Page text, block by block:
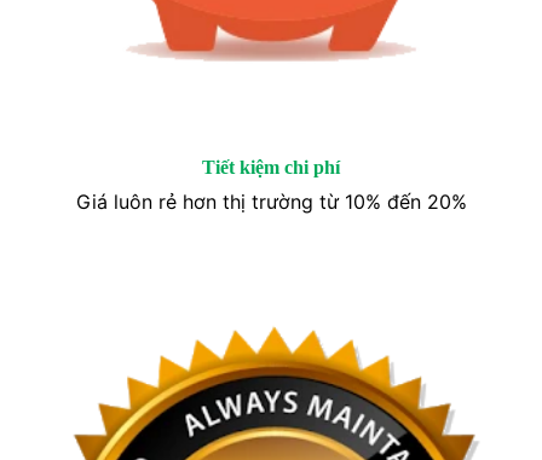
Tiết kiệm chi phí
Giá luôn rẻ hơn thị trường từ 10% đến 20%